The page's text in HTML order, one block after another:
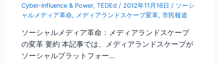
Cyber-Influence & Power,TEDEd / 2012年11月16日 / ソーシ
ャルメディア革命, メディアランドスケープ変革,市民報道
ソーシャルメディア革命：メディアランドスケープ
の変革 要約 本記事では、メディアランドスケープが
ソーシャルプラットフォー…